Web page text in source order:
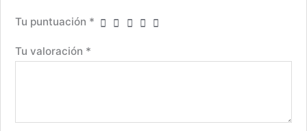
Tu puntuación *
Tu valoración *